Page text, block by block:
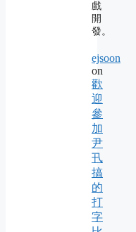
戲
開
發。
ejsoon
on
歡
迎
參
加
尹
卂
搞
的
打
字